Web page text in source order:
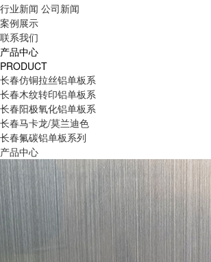
行业新闻 公司新闻
案例展示
联系我们
产品中心
PRODUCT
长春仿铜拉丝铝单板系
长春木纹转印铝单板系
长春阳极氧化铝单板系
长春马卡龙/莫兰迪色
长春氟碳铝单板系列
产品中心